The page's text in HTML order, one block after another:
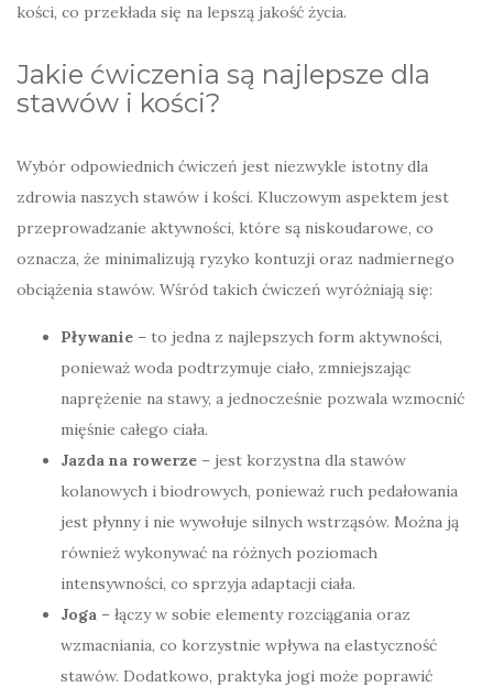
kości, co przekłada się na lepszą jakość życia.
Jakie ćwiczenia są najlepsze dla
stawów i kości?
Wybór odpowiednich ćwiczeń jest niezwykle istotny dla
zdrowia naszych stawów i kości. Kluczowym aspektem jest
przeprowadzanie aktywności, które są niskoudarowe, co
oznacza, że minimalizują ryzyko kontuzji oraz nadmiernego
obciążenia stawów. Wśród takich ćwiczeń wyróżniają się:
Pływanie – to jedna z najlepszych form aktywności,
ponieważ woda podtrzymuje ciało, zmniejszając
naprężenie na stawy, a jednocześnie pozwala wzmocnić
mięśnie całego ciała.
Jazda na rowerze – jest korzystna dla stawów
kolanowych i biodrowych, ponieważ ruch pedałowania
jest płynny i nie wywołuje silnych wstrząsów. Można ją
również wykonywać na różnych poziomach
intensywności, co sprzyja adaptacji ciała.
Joga – łączy w sobie elementy rozciągania oraz
wzmacniania, co korzystnie wpływa na elastyczność
stawów. Dodatkowo, praktyka jogi może poprawić